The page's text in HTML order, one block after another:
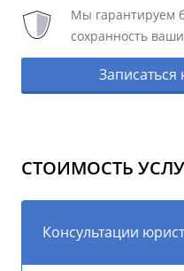
Мы гарантируем
сохранность
Записаться
СТОИМОСТЬ
Консультации